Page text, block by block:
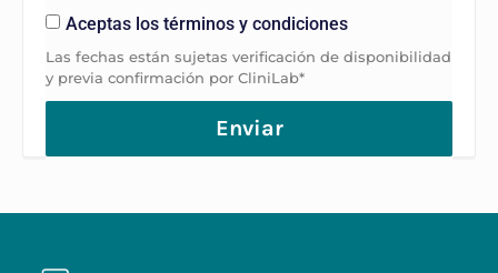
Aceptas los términos y condiciones
Las fechas están sujetas verificación de disponibilidad
y previa confirmación por CliniLab*
Enviar